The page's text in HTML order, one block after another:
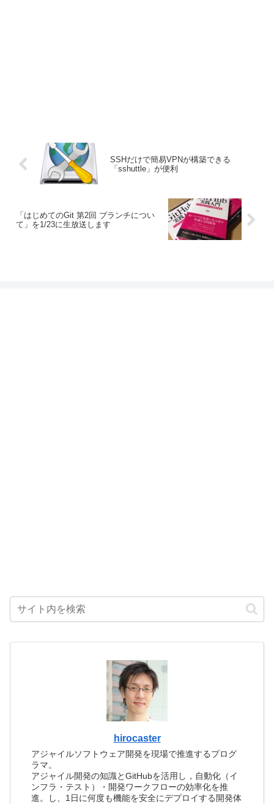
SSHだけで簡易VPNが構築できる
「sshuttle」が便利
「はじめてのGit 第2回 ブランチについ
て」を1/23に生放送します
hirocaster
アジャイルソフトウェア開発を現場で推進するプログ
ラマ。
アジャイル開発の知識とGitHubを活用し，自動化（イ
ンフラ・テスト）・開発ワークフローの効率化を推
進。し、1日に何度も機能を安全にデプロイする開発体